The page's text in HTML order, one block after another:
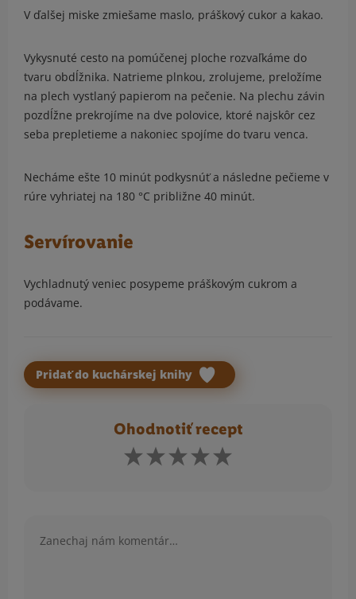
V ďalšej miske zmiešame maslo, práškový cukor a kakao.
Vykysnuté cesto na pomúčenej ploche rozvaľkáme do
tvaru obdĺžnika. Natrieme plnkou, zrolujeme, preložíme
na plech vystlaný papierom na pečenie. Na plechu závin
pozdĺžne prekrojíme na dve polovice, ktoré najskôr cez
seba prepletieme a nakoniec spojíme do tvaru venca.
Necháme ešte 10 minút podkysnúť a následne pečieme v
rúre vyhriatej na 180 °C približne 40 minút.
Servírovanie
Vychladnutý veniec posypeme práškovým cukrom a
podávame.
Pridať do kuchárskej knihy
Ohodnotiť recept